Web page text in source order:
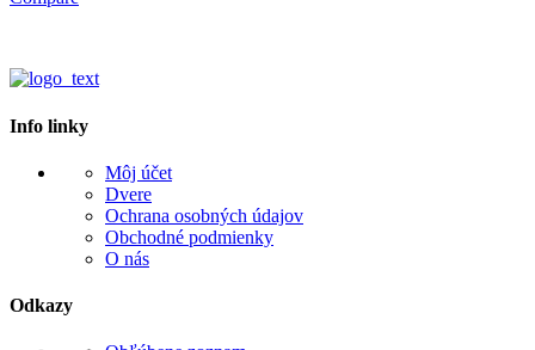
Info linky
Môj účet
Dvere
Ochrana osobných údajov
Obchodné podmienky
O nás
Odkazy